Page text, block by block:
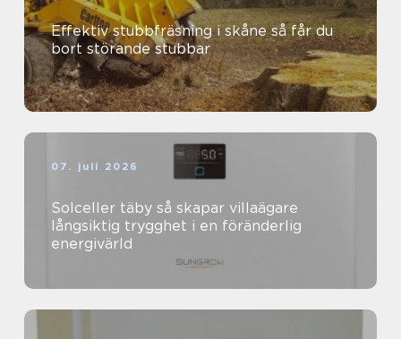
Effektiv stubbfräsning i skåne så får du
bort störande stubbar
07. juli 2026
Solceller täby så skapar villaägare
långsiktig trygghet i en föränderlig
energivärld